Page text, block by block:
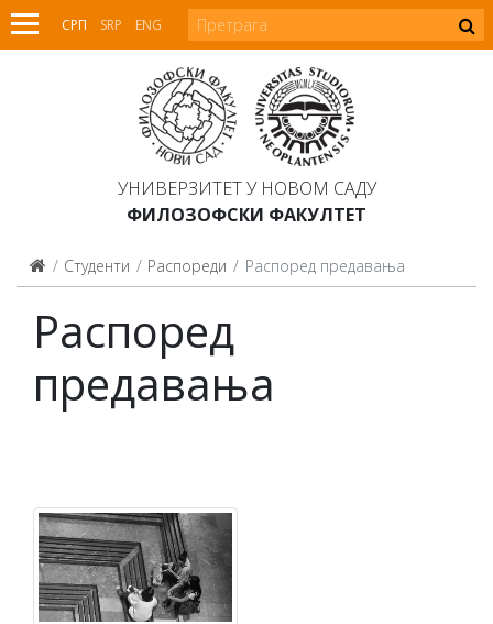
СРП SRP ENG
УНИВЕРЗИТЕТ У НОВОМ САДУ
ФИЛОЗОФСКИ ФАКУЛТЕТ
Студенти Распореди Распоред предавања
Распоред
предавања